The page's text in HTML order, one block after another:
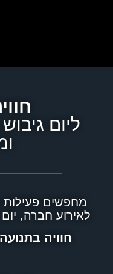
ליום
מחפשים פעילות
לאירוע חברה,
חוויה